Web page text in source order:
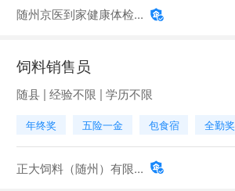
随州京医到家健康体检...
饲料销售员
随县 | 经验不限 | 学历不限
年终奖 五险一金 包食宿 全勤奖
正大饲料（随州）有限...